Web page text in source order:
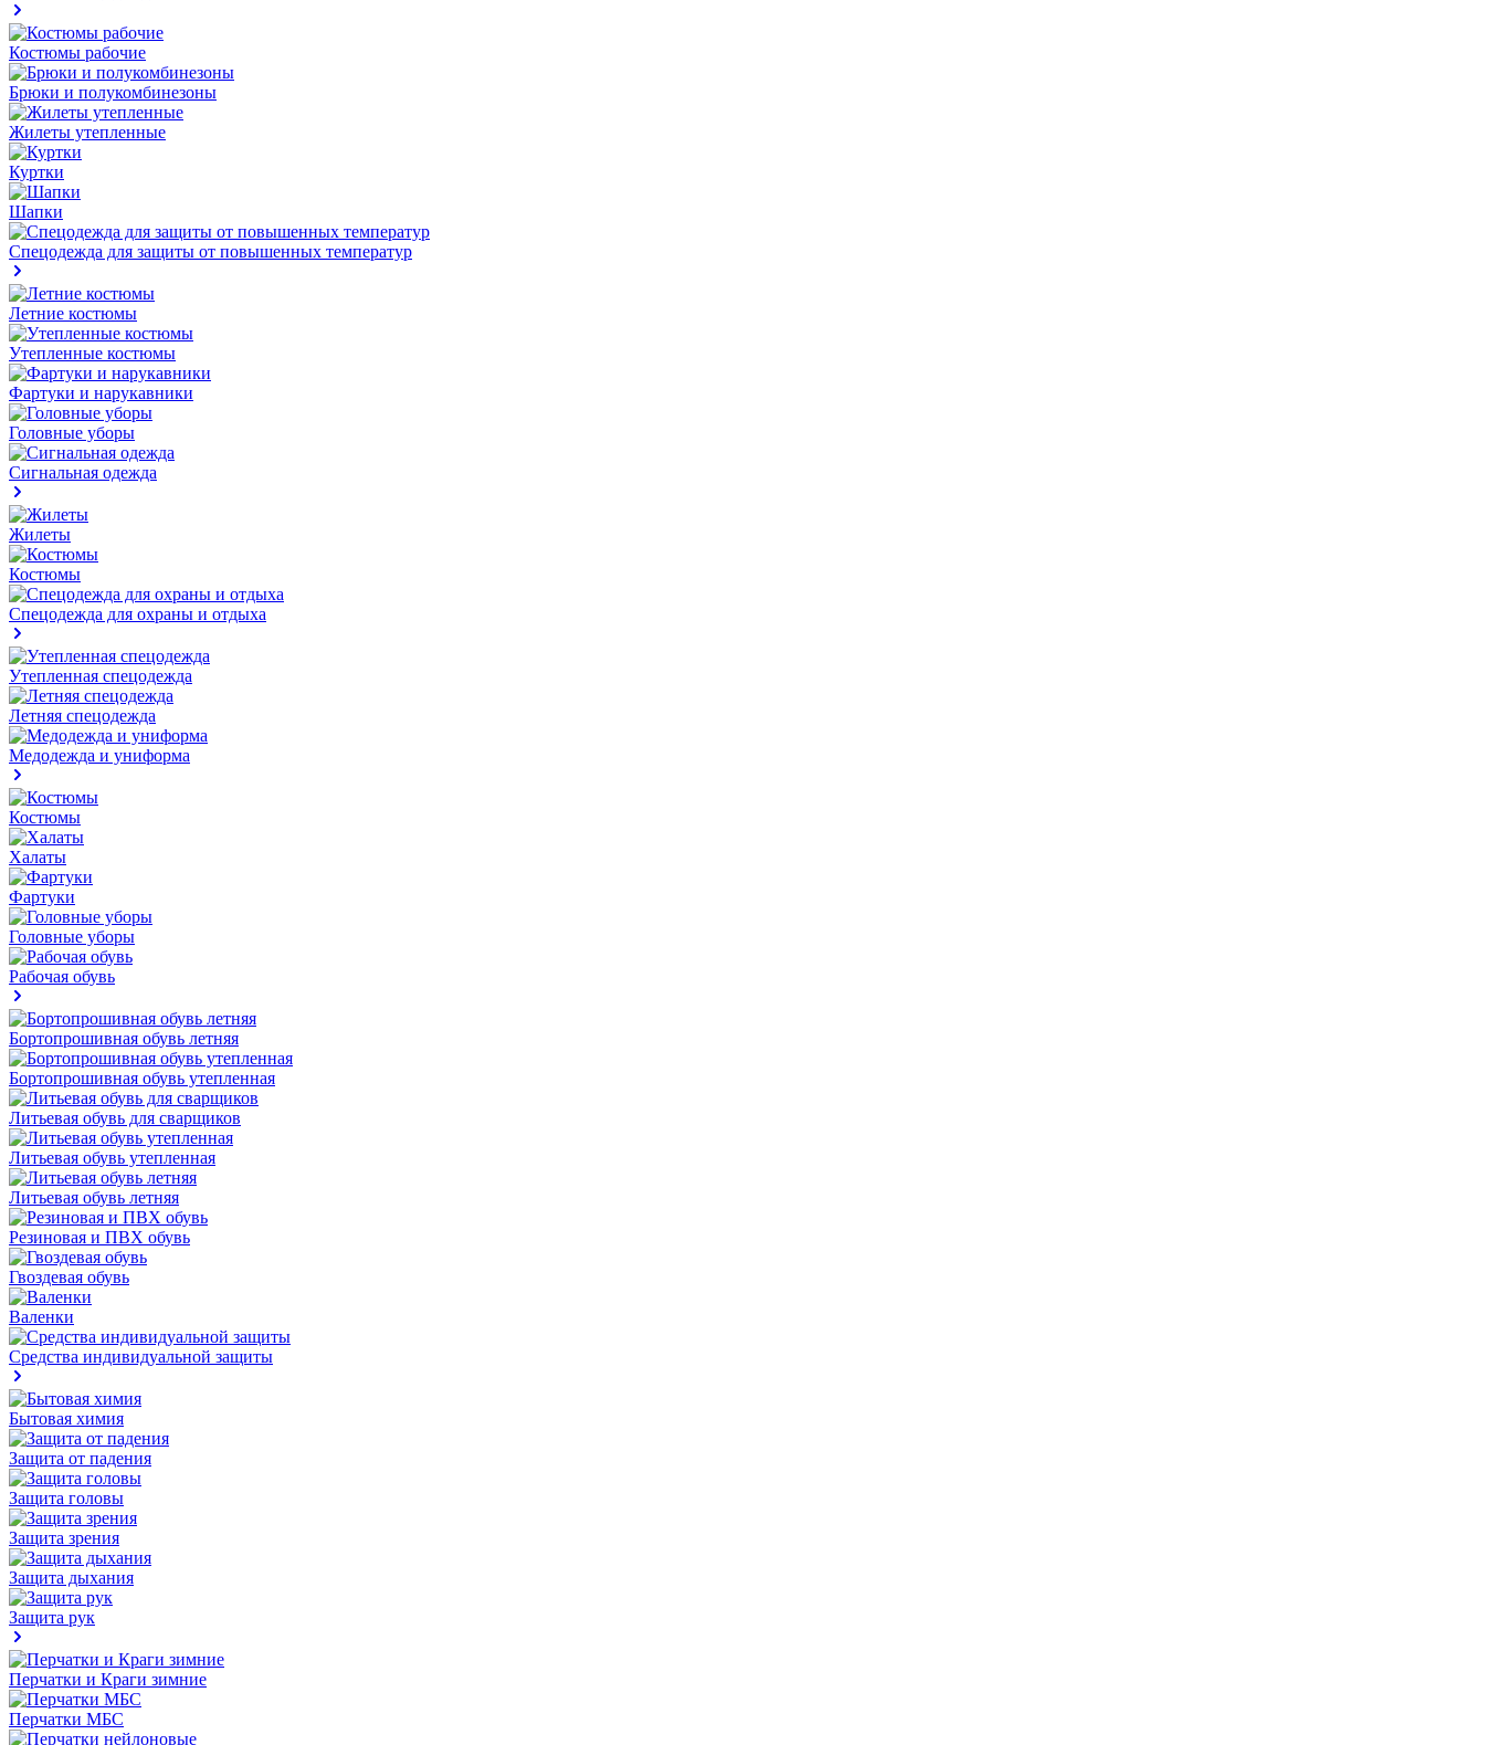
Костюмы рабочие
Брюки и полукомбинезоны
Жилеты утепленные
Куртки
Шапки
Спецодежда для защиты от повышенных температур
Летние костюмы
Утепленные костюмы
Фартуки и нарукавники
Головные уборы
Сигнальная одежда
Жилеты
Костюмы
Спецодежда для охраны и отдыха
Утепленная спецодежда
Летняя спецодежда
Медодежда и униформа
Костюмы
Халаты
Фартуки
Головные уборы
Рабочая обувь
Бортопрошивная обувь летняя
Бортопрошивная обувь утепленная
Литьевая обувь для сварщиков
Литьевая обувь утепленная
Литьевая обувь летняя
Резиновая и ПВХ обувь
Гвоздевая обувь
Валенки
Средства индивидуальной защиты
Бытовая химия
Защита от падения
Защита головы
Защита зрения
Защита дыхания
Защита рук
Перчатки и Краги зимние
Перчатки МБС